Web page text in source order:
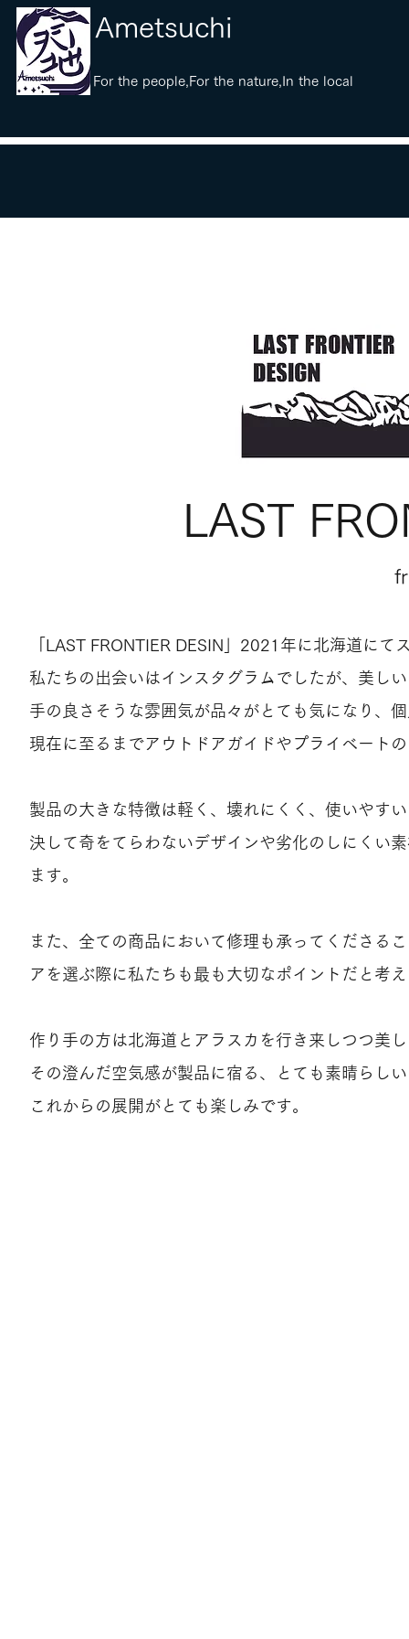
​Ametsuchi
​For the people,For the nature,In the local
LAST
「LAST FRONTIER DESIN」2021年に北海道に
私たちの出会いはインスタグラムでしたが、美し
手の良さそうな雰囲気が品々がとても気になり、
現在に至るまでアウトドアガイドやプライベート
製品の大きな特徴は軽く、壊れにくく、使いやす
決して奇をてらわないデザインや劣化のしにくい
ます。
また、全ての商品において修理も承ってくださる
アを選ぶ際に私たちも最も大切なポイントだと考
作り手の方は北海道とアラスカを行き来しつつ美
その澄んだ空気感が製品に宿る、とても素晴らし
これからの展開がとても楽しみです。